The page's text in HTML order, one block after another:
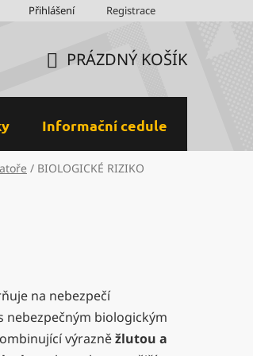
Ochrana osobních údajů a GDPR
Přihlášení Registrace
KOŠÍK
PRÁZDNÝ KOŠÍK
Informační cedule
/ BIOLOGICKÉ RIZIKO
na nebezpečí
nebezpečným biologickým
výrazněžlutou a